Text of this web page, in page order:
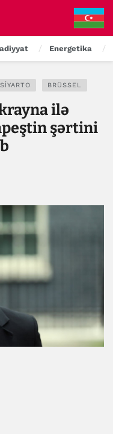
Energetika
BRÜSSEL
ilə
şərtini